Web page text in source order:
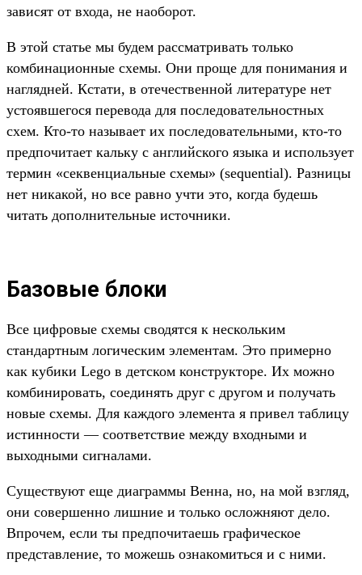
зависят от входа, не наоборот.
В этой статье мы будем рассматривать только
комбинационные схемы. Они проще для понимания и
наглядней. Кстати, в отечественной литературе нет
устоявшегося перевода для последовательностных
схем. Кто-то называет их последовательными, кто-то
предпочитает кальку с английского языка и использует
термин «секвенциальные схемы» (sequential). Разницы
нет никакой, но все равно учти это, когда будешь
читать дополнительные источники.
Базовые блоки
Все цифровые схемы сводятся к нескольким
стандартным логическим элементам. Это примерно
как кубики Lego в детском конструкторе. Их можно
комбинировать, соединять друг с другом и получать
новые схемы. Для каждого элемента я привел таблицу
истинности — соответствие между входными и
выходными сигналами.
Существуют еще диаграммы Венна, но, на мой взгляд,
они совершенно лишние и только осложняют дело.
Впрочем, если ты предпочитаешь графическое
представление, то можешь ознакомиться и с ними.